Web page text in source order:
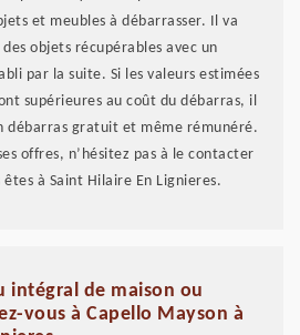
et meubles à débarrasser. Il va
objets récupérables avec un
par la suite. Si les valeurs estimées
supérieures au coût du débarras, il
débarras gratuit et même rémunéré.
offres, n’hésitez pas à le contacter
êtes à Saint Hilaire En Lignieres.
intégral de maison ou
vous à Capello Mayson à